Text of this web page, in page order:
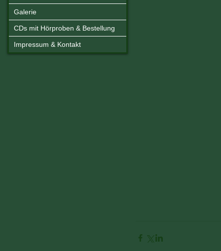
Galerie
CDs mit Hörproben & Bestellung
Impressum & Kontakt